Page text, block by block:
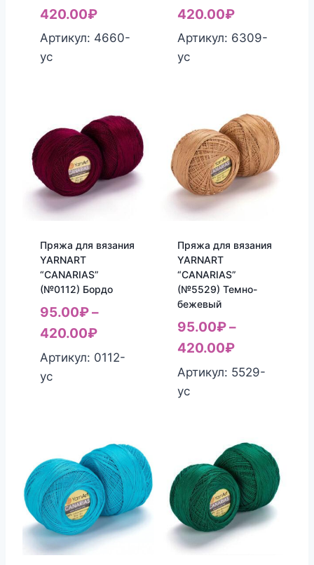
420.00₽
Артикул: 4660-
yc
420.00₽
Артикул: 6309-
yc
Пряжа для вязания
YARNART
“CANARIAS”
(№0112) Бордо
95.00₽–
420.00₽
Артикул: 0112-
yc
Пряжа для вязания
YARNART
“CANARIAS”
(№5529) Темно-
бежевый
95.00₽–
420.00₽
Артикул: 5529-
yc